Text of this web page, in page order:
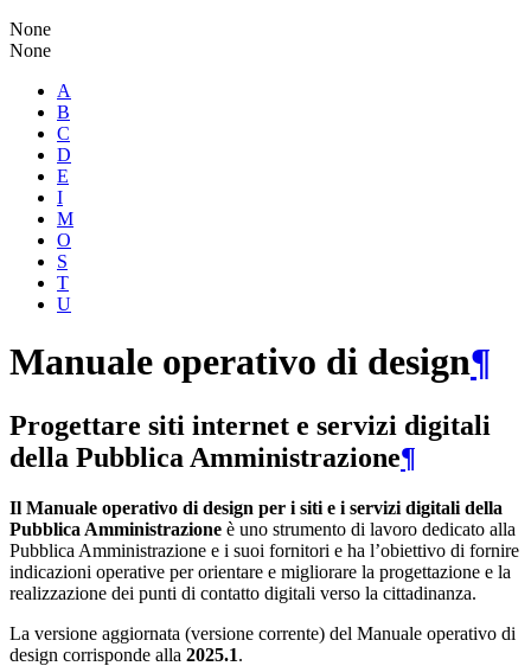
None
None
A
B
C
D
E
I
M
O
S
T
U
Manuale operativo di design¶
Progettare siti internet e servizi digitali
della Pubblica Amministrazione¶
Il Manuale operativo di design per i siti e i servizi digitali della
Pubblica Amministrazione è uno strumento di lavoro dedicato alla
Pubblica Amministrazione e i suoi fornitori e ha l’obiettivo di fornire
indicazioni operative per orientare e migliorare la progettazione e la
realizzazione dei punti di contatto digitali verso la cittadinanza.
La versione aggiornata (versione corrente) del Manuale operativo di
design corrisponde alla 2025.1.